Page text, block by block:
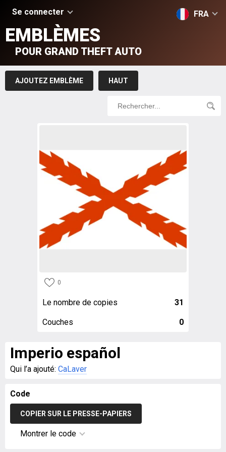
Se connecter FRA
EMBLÈMES
POUR GRAND THEFT AUTO
AJOUTEZ EMBLÈME HAUT
0
Le nombre de copies 31
Couches 0
Imperio español
Qui l’a ajouté: CaLaver
Code
COPIER SUR LE PRESSE-PAPIERS
Montrer le code